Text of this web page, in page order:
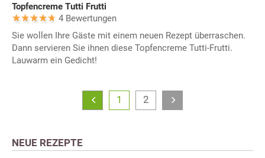
Topfencreme Tutti Frutti
4 Bewertungen
Sie wollen Ihre Gäste mit einem neuen Rezept überraschen.
Dann servieren Sie ihnen diese Topfencreme Tutti-Frutti.
Lauwarm ein Gedicht!
1 2
NEUE REZEPTE